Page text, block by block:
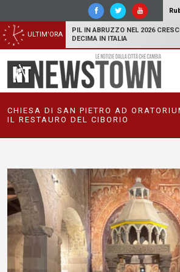
ULTIM'ORA
PIL IN ABRUZZO NEL 2026
DECIMA IN ITALIA
CHIESA DI SAN PIETRO AD
IL RESTAURO DEL CIBORIO